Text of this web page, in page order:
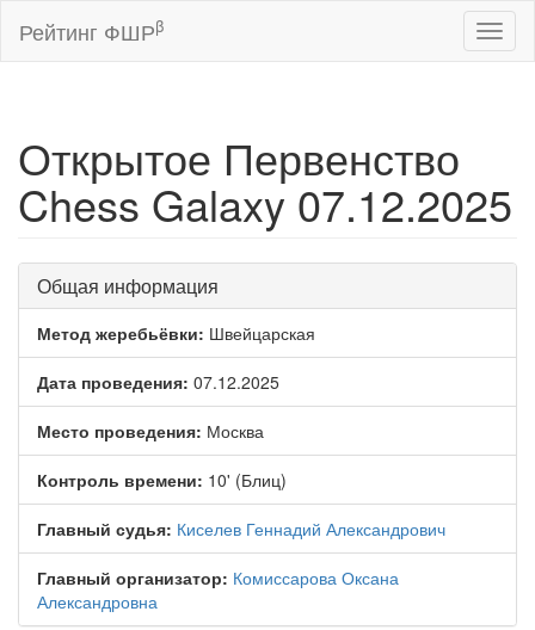
Рейтинг ФШРβ
Открытое Первенство
Chess Galaxy 07.12.2025
Общая информация
Метод жеребьёвки: Швейцарская
Дата проведения: 07.12.2025
Место проведения: Москва
Контроль времени: 10' (Блиц)
Главный судья: Киселев Геннадий Александрович
Главный организатор: Комиссарова Оксана
Александровна